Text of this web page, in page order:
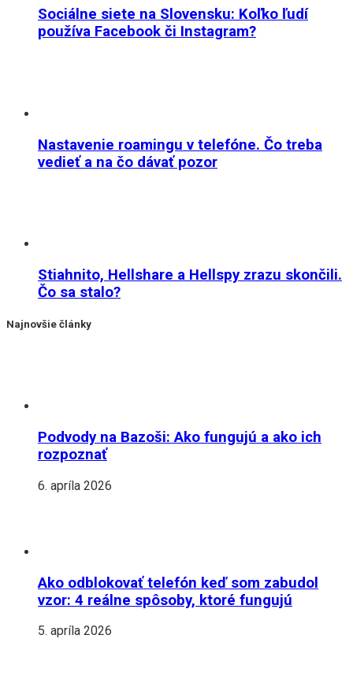
Sociálne siete na Slovensku: Koľko ľudí
používa Facebook či Instagram?
Nastavenie roamingu v telefóne. Čo treba
vedieť a na čo dávať pozor
Stiahnito, Hellshare a Hellspy zrazu skončili.
Čo sa stalo?
Najnovšie články
Podvody na Bazoši: Ako fungujú a ako ich
rozpoznať
6. apríla 2026
Ako odblokovať telefón keď som zabudol
vzor: 4 reálne spôsoby, ktoré fungujú
5. apríla 2026